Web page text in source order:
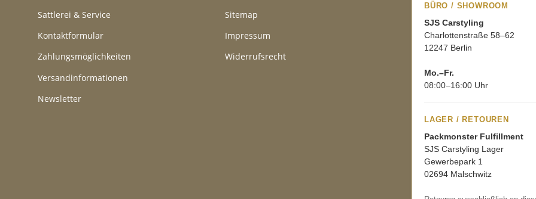
Sattlerei & Service
Kontaktformular
Zahlungsmöglichkeiten
Versandinformationen
Newsletter
Sitemap
Impressum
Widerrufsrecht
BÜRO / SHOWROOM
SJS Carstyling
Charlottenstraße 58–62
12247 Berlin
Mo.–Fr.
08:00–16:00 Uhr
LAGER / RETOUREN
Packmonster Fulfillment
SJS Carstyling Lager
Gewerbepark 1
02694 Malschwitz